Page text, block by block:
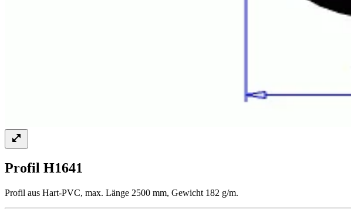
Profil H1641
Profil aus Hart-PVC, max. Länge 2500 mm, Gewicht 182 g/m.